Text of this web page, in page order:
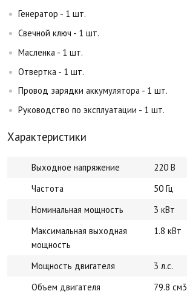
Генератор - 1 шт.
Свечной ключ - 1 шт.
Масленка - 1 шт.
Отвертка - 1 шт.
Провод зарядки аккумулятора - 1 шт.
Руководство по эксплуатации - 1 шт.
Характеристики
Выходное напряжение
220 В
Частота
50 Гц
Номинальная мощность
3 кВт
Максимальная выходная
мощность
1.8 кВт
Мощность двигателя
3 л.с.
Объем двигателя
79.8 см3